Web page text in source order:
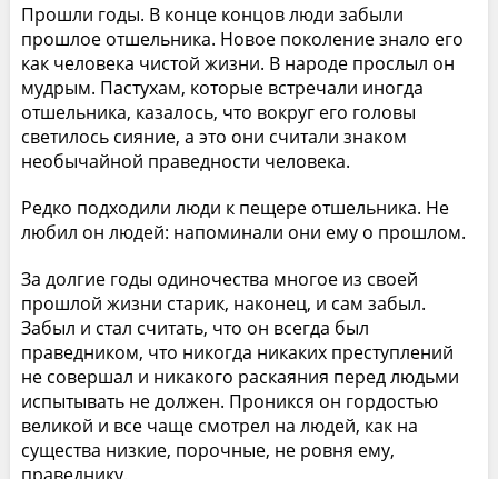
Прошли годы. В конце концов люди забыли
прошлое отшельника. Новое поколение знало его
как человека чистой жизни. В народе прослыл он
мудрым. Пастухам, которые встречали иногда
отшельника, казалось, что вокруг его головы
светилось сияние, а это они считали знаком
необычайной праведности человека.
Редко подходили люди к пещере отшельника. Не
любил он людей: напоминали они ему о прошлом.
За долгие годы одиночества многое из своей
прошлой жизни старик, наконец, и сам забыл.
Забыл и стал считать, что он всегда был
праведником, что никогда никаких преступлений
не совершал и никакого раскаяния перед людьми
испытывать не должен. Проникся он гордостью
великой и все чаще смотрел на людей, как на
существа низкие, порочные, не ровня ему,
праведнику.